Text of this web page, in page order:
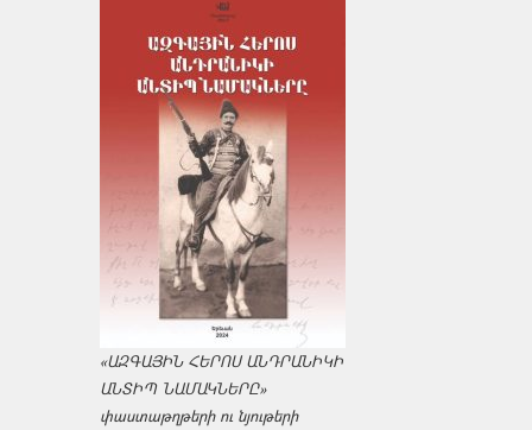
«ԱԶԳԱՅԻՆ ՀԵՐՈՍ ԱՆԴՐԱՆԻԿԻ
ԱՆՏԻՊ ՆԱՄԱԿՆԵՐԸ»
փաստաթղթերի ու նյութերի